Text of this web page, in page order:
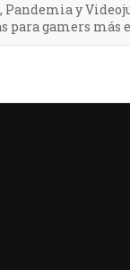
Pandemia y
para gamers más